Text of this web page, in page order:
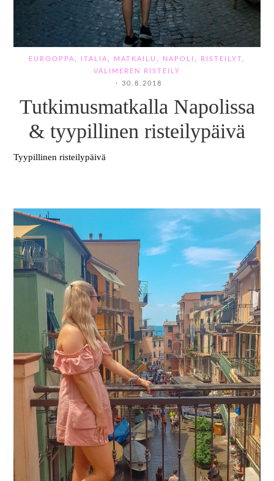
EUROOPPA ITALIA MATKAILU NAPOLI RISTEILYT
VÄLIMEREN RISTEILY
· 30.8.2018
Tutkimusmatkalla Napolissa
& tyypillinen risteilypäivä
Tyypillinen risteilypäivä